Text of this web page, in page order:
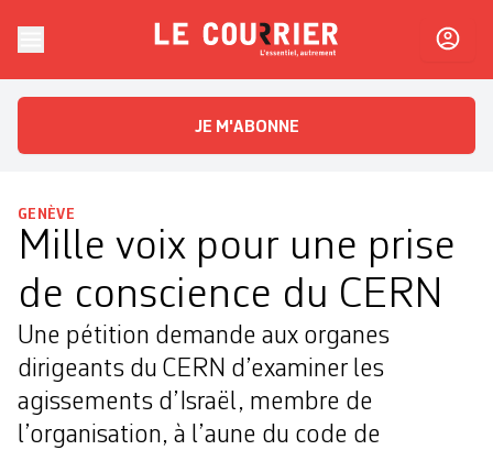
Le CourrierL'essentiel, autrement
JE M'ABONNE
GENÈVE
Mille voix pour une prise
de conscience du CERN
Une pétition demande aux organes
dirigeants du CERN d’examiner les
agissements d’Israël, membre de
l’organisation, à l’aune du code de